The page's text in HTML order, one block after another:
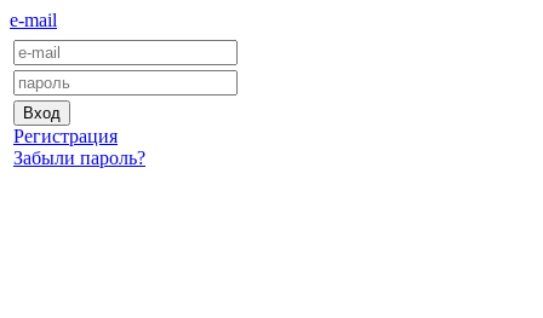
e-mail
Регистрация
Забыли пароль?